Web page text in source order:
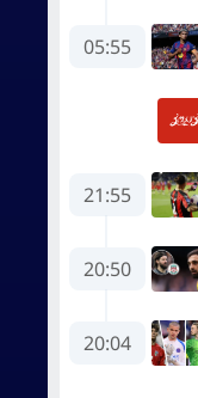
05:55
21:55
20:50
20:04